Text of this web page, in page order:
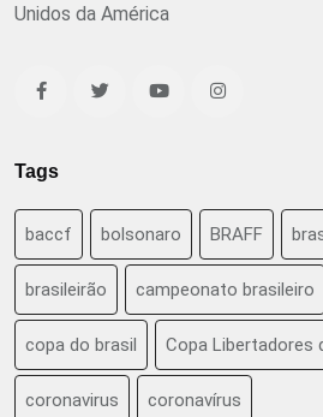
Unidos da América
Tags
baccf bolsonaro BRAFF
brasileirão campeonato brasileiro
copa do brasil Copa Libertadores
coronavirus coronavírus